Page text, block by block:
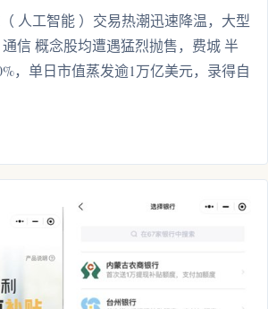
人工智能 ）交易热潮迅速降温，大型
信 概念股均遭遇猛烈抛售，费城 半
，单日市值蒸发逾1万亿美元，录得自